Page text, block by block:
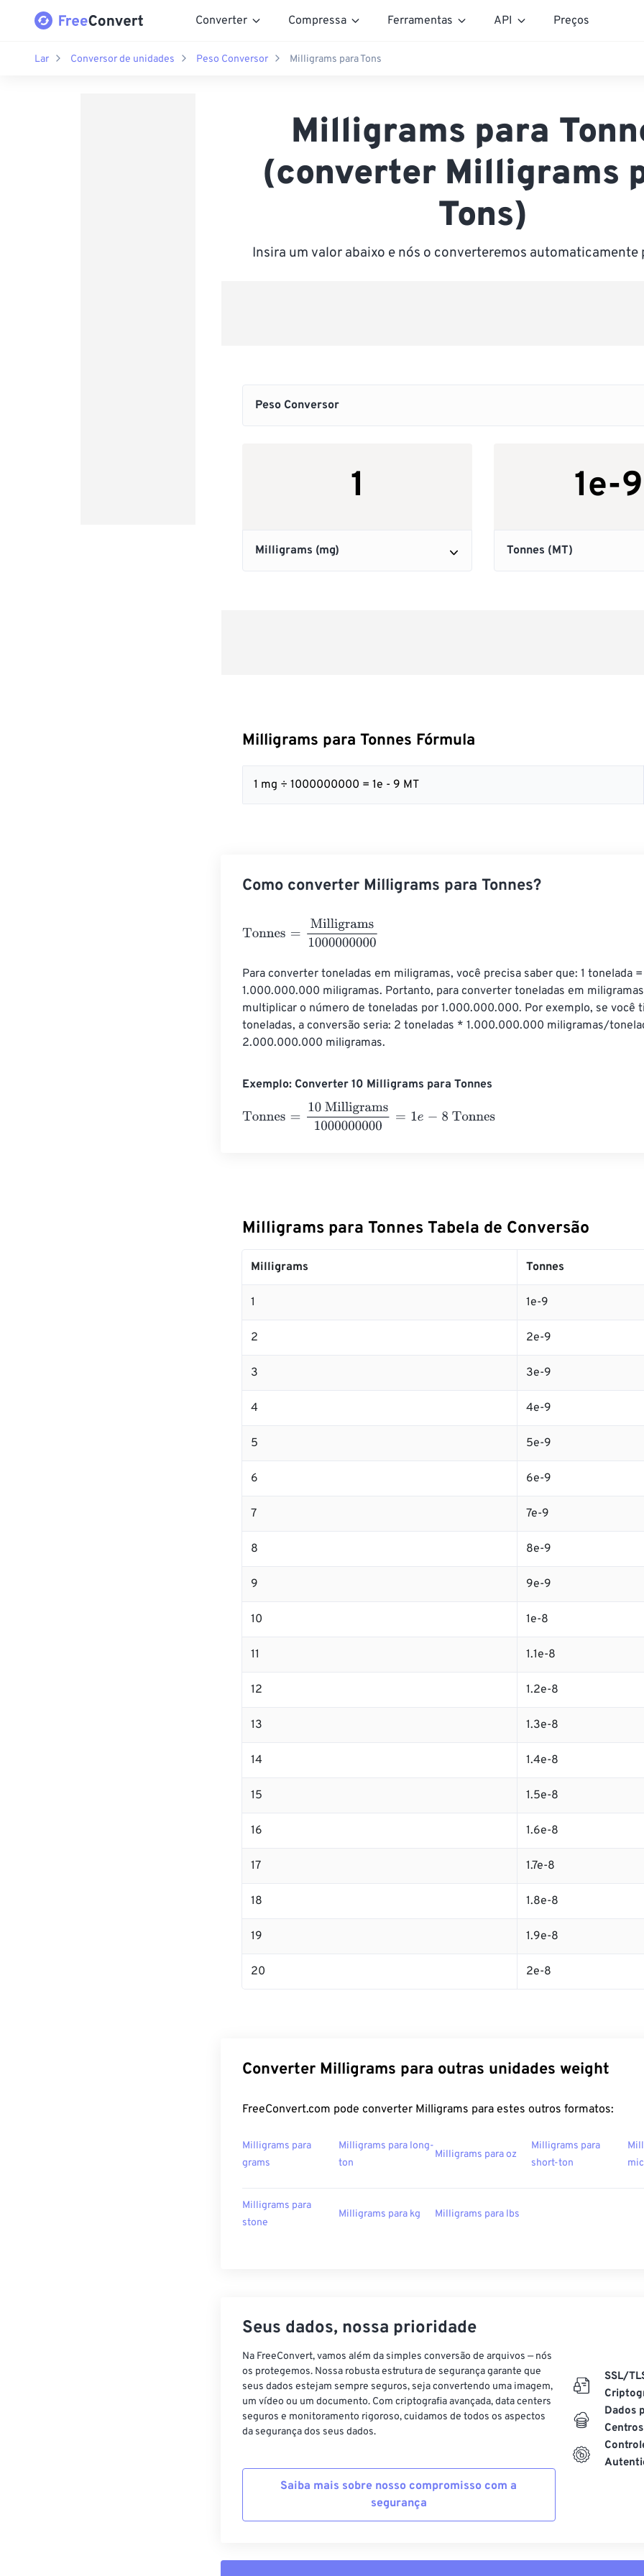
Converter Compressa Ferramentas API Preços
Lar Conversor de unidades Peso Conversor Milligrams para Tons
Milligrams para
(converter Milligrams
Tons)
Insira um valor abaixo e nós o converteremos automaticamente
Milligrams para Tonnes Fórmula
1 mg ÷ 1000000000 = 1e - 9 MT
Como converter Milligrams para Tonnes?
Tonnes Milligrams1000000000
Para converter toneladas em miligramas, você precisa saber que: 1 tonelada =
1.000.000.000 miligramas. Portanto, para converter toneladas em
multiplicar o número de toneladas por 1.000.000.000. Por exemplo, se você
toneladas, a conversão seria: 2 toneladas * 1.000.000.000 miligramas/
2.000.000.000 miligramas.
Exemplo: Converter 10 Milligrams para Tonnes
Tonnes
10 Milligrams1000000000 -8 Tonnes
Milligrams para Tonnes Tabela de Conversão
Milligrams Tonnes
1 1e-9
2 2e-9
3 3e-9
4 4e-9
5 5e-9
6 6e-9
7 7e-9
8 8e-9
9 9e-9
10 1e-8
11 1.1e-8
12 1.2e-8
13 1.3e-8
14 1.4e-8
15 1.5e-8
16 1.6e-8
17 1.7e-8
18 1.8e-8
19 1.9e-8
20 2e-8
Converter Milligrams para outras unidades weight
FreeConvert.com pode converter Milligrams para estes outros formatos:
Milligrams para
grams
Milligrams para long-
ton
Milligrams para oz
Milligrams para
short-ton
Milligrams para
stone
Milligrams para kg Milligrams para lbs
Seus dados, nossa prioridade
Na FreeConvert, vamos além da simples conversão de arquivos — nós
os protegemos. Nossa robusta estrutura de segurança garante que
seus dados estejam sempre seguros, seja convertendo uma imagem,
um vídeo ou um documento. Com criptografia avançada, data centers
seguros e monitoramento rigoroso, cuidamos de todos os aspectos
da segurança dos seus dados.
Saiba mais sobre nosso compromisso com a
segurança
SSL/
Dados
Centros